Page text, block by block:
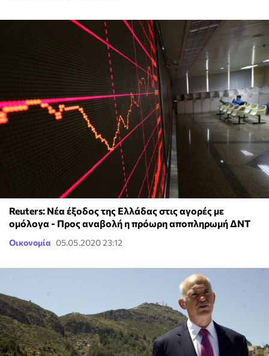
Reuters: Νέα έξοδος της Ελλάδας στις αγορές με
ομόλογα - Προς αναβολή η πρόωρη αποπληρωμή ΔΝΤ
Οικονομία 05.05.2020 23:12